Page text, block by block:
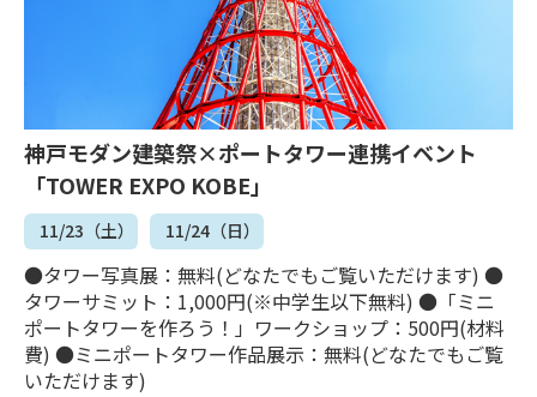
神戸モダン建築祭×ポートタワー連携イベント
「TOWER EXPO KOBE」
11/23（土） 11/24（日）
●タワー写真展：無料(どなたでもご覧いただけます) ●
タワーサミット：1,000円(※中学生以下無料) ●「ミニ
ポートタワーを作ろう！」ワークショップ：500円(材料
費) ●ミニポートタワー作品展示：無料(どなたでもご覧
いただけます)